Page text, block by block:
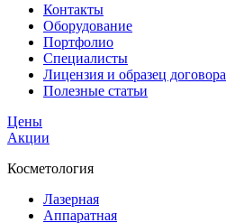
Контакты
Оборудование
Портфолио
Специалисты
Лицензия и образец договора
Полезные статьи
Цены
Акции
Косметология
Лазерная
Аппаратная